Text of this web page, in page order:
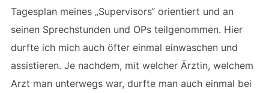
Tagesplan meines „Supervisors“ orientiert und an
seinen Sprechstunden und OPs teilgenommen. Hier
durfte ich mich auch öfter einmal einwaschen und
assistieren. Je nachdem, mit welcher Ärztin, welchem
Arzt man unterwegs war, durfte man auch einmal bei